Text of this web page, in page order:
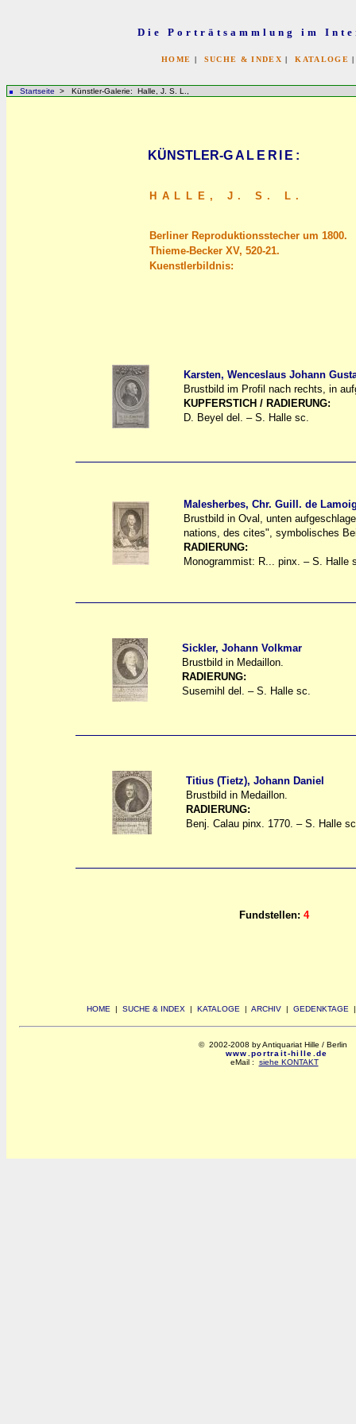
Die Porträtsammlung im
HOME | SUCHE & INDEX |KATALOGE
Startseite > Künstler-Galerie: Halle, J. S. L.,
KÜNSTLER-GALERIE :
HALLE, J. S. L.
Berliner Reproduktionsstecher um 1800.
Thieme-Becker XV, 520-21.
Kuenstlerbildnis:
Karsten, Wenceslaus Johann
Brustbild im Profil nach rechts, in
KUPFERSTICH / RADIERUNG:
D. Beyel del. – S. Halle sc.
Malesherbes, Chr. Guill. de
Brustbild in Oval, unten
nations, des cites", symbolisches
RADIERUNG:
Monogrammist: R... pinx. – S. Halle
Sickler, Johann Volkmar
Brustbild in Medaillon.
RADIERUNG:
Susemihl del. – S. Halle sc.
Titius (Tietz), Johann Daniel
Brustbild in Medaillon.
RADIERUNG:
Benj. Calau pinx. 1770. – S. Halle
Fundstellen: 4
HOME | SUCHE & INDEX | KATALOGE | ARCHIV | GEDENKTAGE
© 2002-2008 by Antiquariat Hille / Berlin
www.portrait-hille.de
eMail : siehe KONTAKT